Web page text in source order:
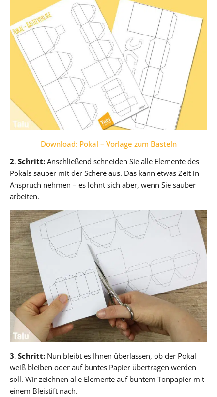
Download: Pokal – Vorlage zum Basteln
2. Schritt: Anschließend schneiden Sie alle Elemente des
Pokals sauber mit der Schere aus. Das kann etwas Zeit in
Anspruch nehmen – es lohnt sich aber, wenn Sie sauber
arbeiten.
3. Schritt: Nun bleibt es Ihnen überlassen, ob der Pokal
weiß bleiben oder auf buntes Papier übertragen werden
soll. Wir zeichnen alle Elemente auf buntem Tonpapier mit
einem Bleistift nach.